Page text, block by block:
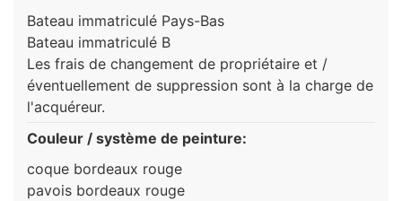
Bateau immatriculé Pays-Bas
Bateau immatriculé B
Les frais de changement de propriétaire et /
éventuellement de suppression sont à la charge de
l'acquéreur.
Couleur / système de peinture:
coque bordeaux rouge
pavois bordeaux rouge